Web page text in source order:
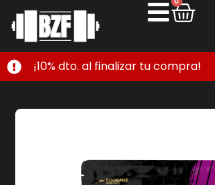
¡10% dto. al finalizar tu compra!